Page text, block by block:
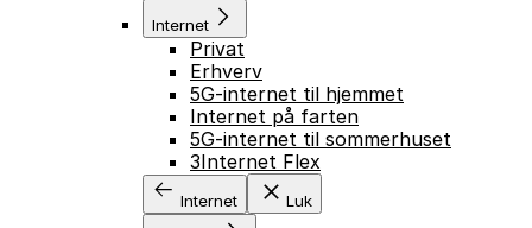
Internet
Privat
Erhverv
5G-internet til hjemmet
Internet på farten
5G-internet til sommerhuset
3Internet Flex
Internet Luk